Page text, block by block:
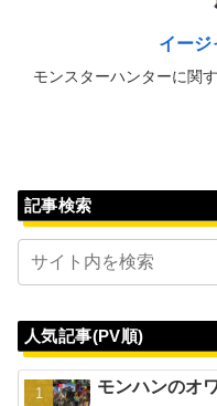
イージ
モンスターハンターに関
記事検索
人気記事(PV順)
モンハンのオ